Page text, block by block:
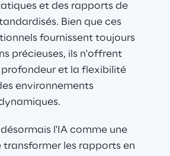
et des rapports de
Bien que ces
fournissent toujours
précieuses, ils n'offrent
et la flexibilité
environnements
l'IA comme une
les rapports en